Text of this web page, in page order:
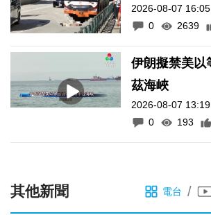
2026-08-07 16:05
0
2639
伊朗擬禁美以
茲海峽
2026-08-07 13:19
0
193
其他新聞 電台 /